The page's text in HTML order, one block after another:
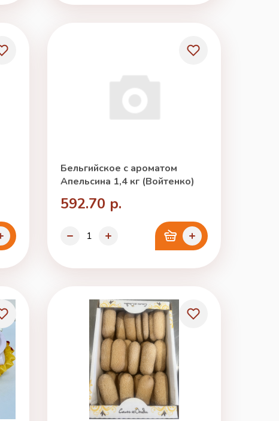
Бельгийское с ароматом
Апельсина 1,4 кг (Войтенко)
592.70 р.